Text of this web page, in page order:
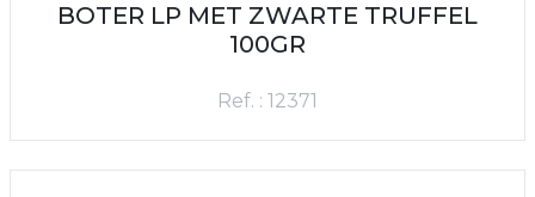
BOTER LP MET ZWARTE TRUFFEL
100GR
Ref. : 12371